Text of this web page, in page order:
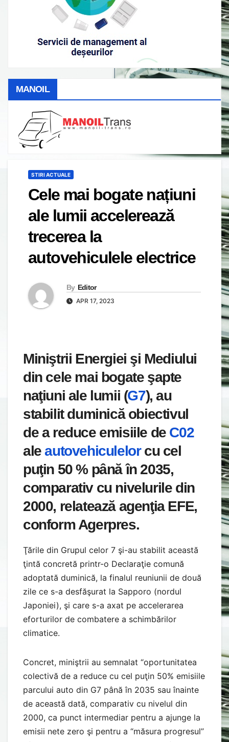
MANOIL
STIRI ACTUALE
Cele mai bogate națiuni
ale lumii accelerează
trecerea la
autovehiculele electrice
By Editor
APR 17, 2023
Miniştrii Energiei şi Mediului
din cele mai bogate şapte
naţiuni ale lumii (G7), au
stabilit duminică obiectivul
de a reduce emisiile de C02
aleautovehiculelorcu cel
puţin 50 % până în 2035,
comparativ cu nivelurile din
2000, relatează agenţia EFE,
conform Agerpres.
Ţările din Grupul celor 7 şi-au stabilit această
ţintă concretă printr-o Declaraţie comună
adoptată duminică, la finalul reuniunii de două
zile ce s-a desfăşurat la Sapporo (nordul
Japoniei), şi care s-a axat pe accelerarea
eforturilor de combatere a schimbărilor
climatice.
Concret, miniştrii au semnalat “oportunitatea
colectivă de a reduce cu cel puţin 50% emisiile
parcului auto din G7 până în 2035 sau înainte
de această dată, comparativ cu nivelul din
2000, ca punct intermediar pentru a ajunge la
emisii nete zero şi pentru a “măsura progresul”